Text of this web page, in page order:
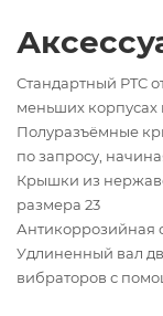
Стандартный PTC
меньших корпусах
Полуразъёмные
по запросу,
Крышки из
размера 23
Антикоррозийная
Удлиненный вал
вибраторов с